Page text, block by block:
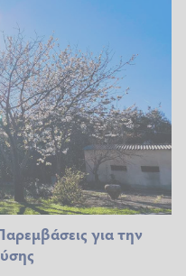
για την